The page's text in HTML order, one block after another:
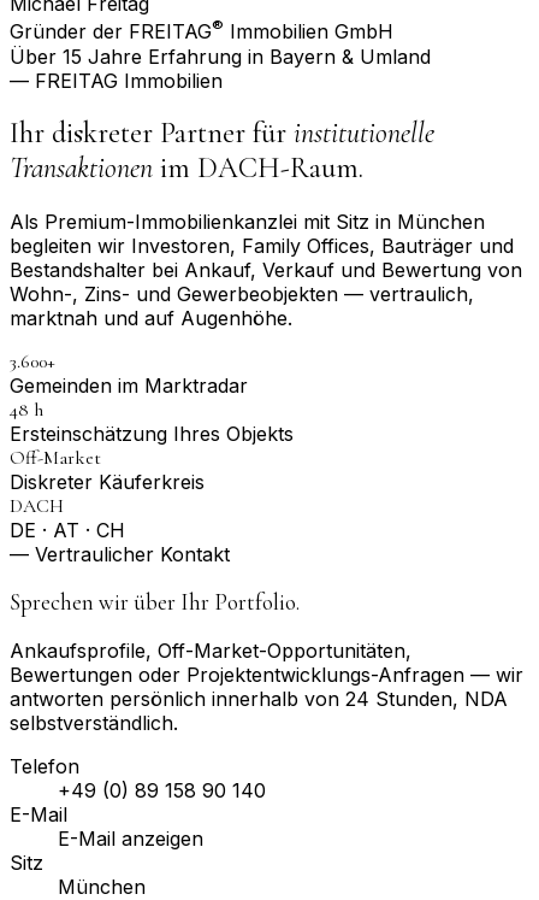
Gründer der FREITAG® Immobilien GmbH
Über 15 Jahre Erfahrung in Bayern & Umland
— FREITAG Immobilien
Ihr diskreter Partner für institutionelle
Transaktionen im DACH-Raum.
Als Premium-Immobilienkanzlei mit Sitz in München
begleiten wir Investoren, Family Offices, Bauträger und
Bestandshalter bei Ankauf, Verkauf und Bewertung von
Wohn-, Zins- und Gewerbeobjekten — vertraulich,
marktnah und auf Augenhöhe.
3.600+
Gemeinden im Marktradar
48 h
Erst­einschätzung Ihres Objekts
Off-Market
Diskreter Käuferkreis
DACH
DE · AT · CH
— Vertraulicher Kontakt
Sprechen wir über Ihr Portfolio.
Ankaufsprofile, Off-Market-Opportunitäten,
Bewertungen oder Projektentwicklungs-Anfragen — wir
antworten persönlich innerhalb von 24 Stunden, NDA
selbstverständlich.
Telefon
+49 (0) 89 158 90 140
E-Mail
E-Mail anzeigen
Sitz
München